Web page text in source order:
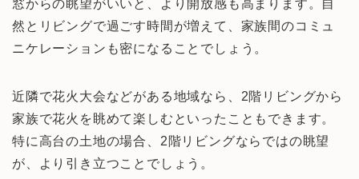
窓からの眺望がいいと、より開放感も高まります。自
然とリビングで過ごす時間が増えて、家族間のコミュ
ニケレーションも密になることでしょう。
近隣で花火大会などがある地域なら、2階リビングから
家族で花火を眺めて楽しむといったこともできます。
特に高台の土地の場合、2階リビングならではの眺望
が、より引き立つことでしょう。